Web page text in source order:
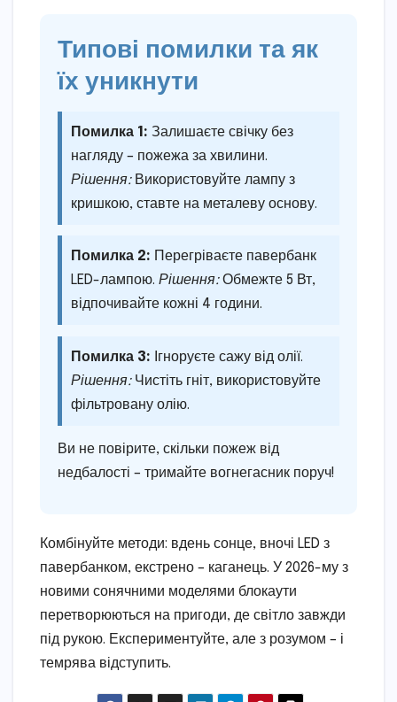
Типові помилки та як
їх уникнути
Помилка 1: Залишаєте свічку без
нагляду – пожежа за хвилини.
Рішення:Використовуйте лампу з
кришкою, ставте на металеву основу.
Помилка 2: Перегріваєте павербанк
LED-лампою. Рішення:Обмежте 5 Вт,
відпочивайте кожні 4 години.
Помилка 3: Ігноруєте сажу від олії.
Рішення:Чистіть гніт, використовуйте
фільтровану олію.
Ви не повірите, скільки пожеж від
недбалості – тримайте вогнегасник поруч!
Комбінуйте методи: вдень сонце, вночі LED з
павербанком, екстрено – каганець. У 2026-му з
новими сонячними моделями блокаути
перетворюються на пригоди, де світло завжди
під рукою. Експериментуйте, але з розумом – і
темрява відступить.